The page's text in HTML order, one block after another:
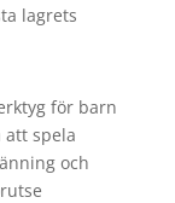
lagrets
för barn
att spela
och